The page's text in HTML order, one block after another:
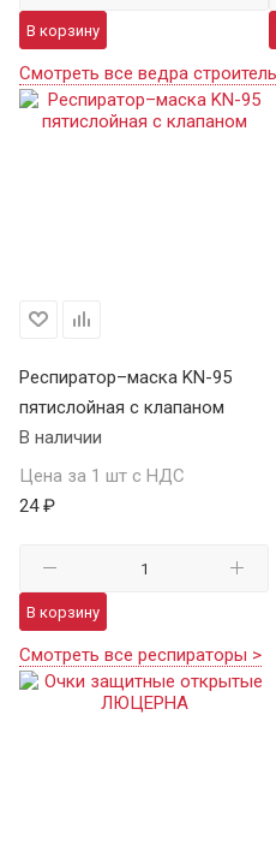
В корзину
Смотреть все ведра
Респиратор–маска KN-95
пятислойная с клапаном
В наличии
Цена за 1 шт с НДС
24 ₽
В корзину
Смотреть все респираторы >